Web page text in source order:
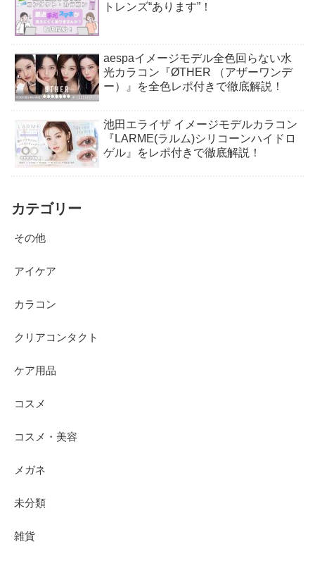
トレンズ“あります”！
aespaイメージモデル全色回らない水
光カラコン『ØTHER （アザーワンデ
ー）』を全色レポ付きで徹底解説！
池田エライザ イメージモデルカラコン
『LARME(ラルム)シリコーンハイドロ
ゲル』をレポ付きで徹底解説！
カテゴリー
その他
アイケア
カラコン
クリアコンタクト
ケア用品
コスメ
コスメ・美容
メガネ
未分類
雑貨